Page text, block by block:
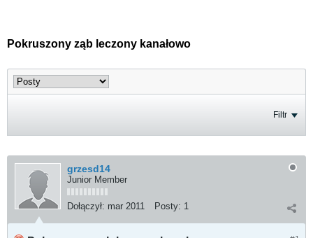
Pokruszony ząb leczony kanałowo
Filtr
grzesd14
Junior Member
Dołączył: mar 2011 Posty: 1